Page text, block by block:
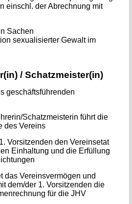
einschl. der Abrechnung mit
Sachen
sexualisierter Gewalt im
/ Schatzmeister(in)
geschäftsführenden
Schatzmeisterin führt die
des Vereins
Vorsitzenden den Vereinsetat
Einhaltung und die Erfüllung
das Vereinsvermögen und
dem/der 1. Vorsitzenden die
für die JHV